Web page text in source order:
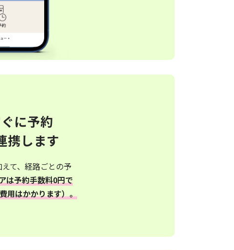
に予約
携します
て、経路ごとの予
は予約手数料0円で
用はかかります）。